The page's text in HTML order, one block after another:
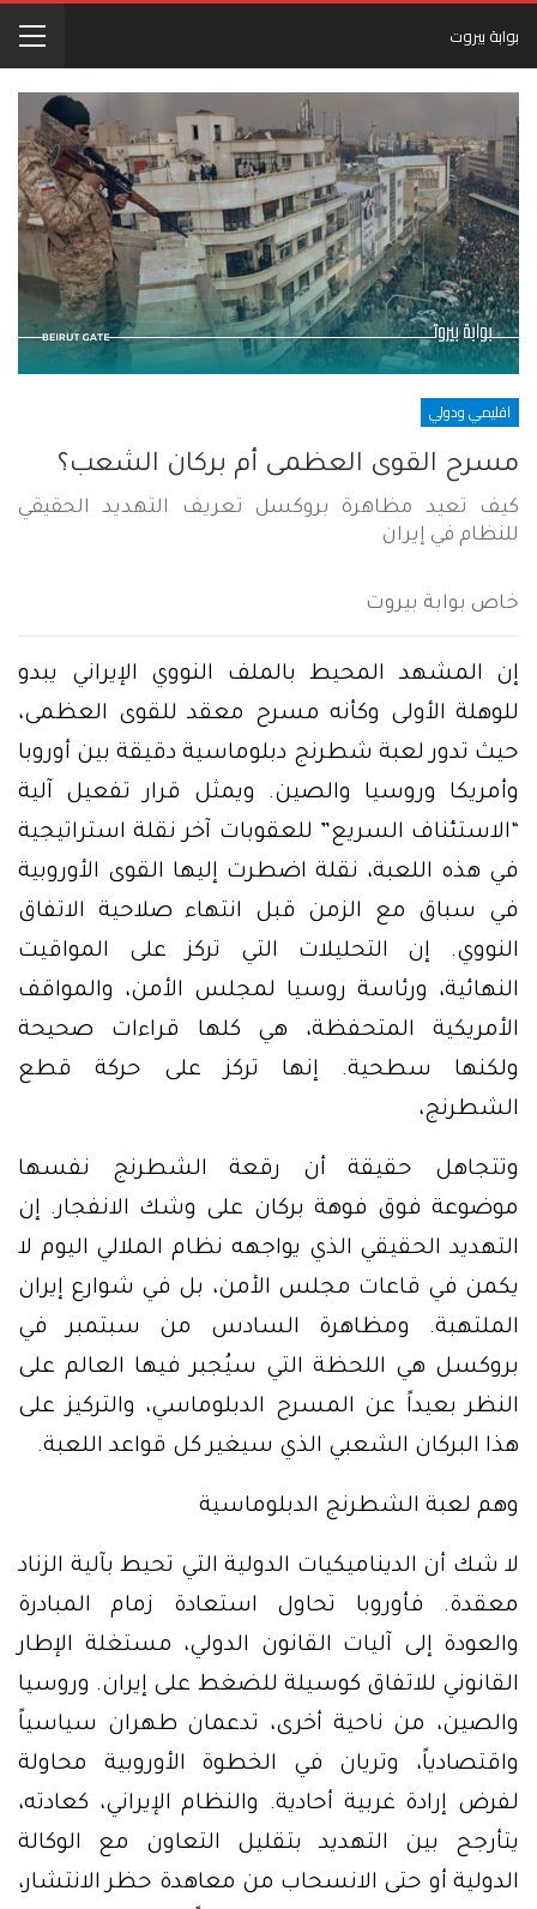
بوابة بيروت
اقليمي ودولي
مسرح القوى العظمى أم بركان الشعب؟
كيف تعيد مظاهرة بروكسل تعريف التهديد الحقيقي
للنظام في إيران
خاص بوابة بيروت
إن المشهد المحيط بالملف النووي الإيراني يبدو
للوهلة الأولى وكأنه مسرح معقد للقوى العظمى،
حيث تدور لعبة شطرنج دبلوماسية دقيقة بين أوروبا
وأمريكا وروسيا والصين. ويمثل قرار تفعيل آلية
“الاستئناف السريع” للعقوبات آخر نقلة استراتيجية
في هذه اللعبة، نقلة اضطرت إليها القوى الأوروبية
في سباق مع الزمن قبل انتهاء صلاحية الاتفاق
النووي. إن التحليلات التي تركز على المواقيت
النهائية، ورئاسة روسيا لمجلس الأمن، والمواقف
الأمريكية المتحفظة، هي كلها قراءات صحيحة
ولكنها سطحية. إنها تركز على حركة قطع
الشطرنج،
وتتجاهل حقيقة أن رقعة الشطرنج نفسها
موضوعة فوق فوهة بركان على وشك الانفجار. إن
التهديد الحقيقي الذي يواجهه نظام الملالي اليوم لا
يكمن في قاعات مجلس الأمن، بل في شوارع إيران
الملتهبة. ومظاهرة السادس من سبتمبر في
بروكسل هي اللحظة التي سيُجبر فيها العالم على
النظر بعيداً عن المسرح الدبلوماسي، والتركيز على
هذا البركان الشعبي الذي سيغير كل قواعد اللعبة.
وهم لعبة الشطرنج الدبلوماسية
لا شك أن الديناميكيات الدولية التي تحيط بآلية الزناد
معقدة. فأوروبا تحاول استعادة زمام المبادرة
والعودة إلى آليات القانون الدولي، مستغلة الإطار
القانوني للاتفاق كوسيلة للضغط على إيران. وروسيا
والصين، من ناحية أخرى، تدعمان طهران سياسياً
واقتصادياً، وتريان في الخطوة الأوروبية محاولة
لفرض إرادة غربية أحادية. والنظام الإيراني، كعادته،
يتأرجح بين التهديد بتقليل التعاون مع الوكالة
الدولية أو حتى الانسحاب من معاهدة حظر الانتشار،